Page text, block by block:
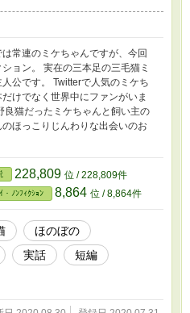
常連のミケちゃんですが、今回
ョン。 実在の三本足の三毛猫ミ
公です。 Twitterで人気のミケち
けでなく世界中にファンがいま
良猫だったミケちゃんと飼い主の
ほっこりじんわりな出会いのお
228,809 位 / 228,809件
・ﾉﾝﾌｨｸｼｮﾝ 8,864 位 / 8,864件
ほのぼの
実話
短編